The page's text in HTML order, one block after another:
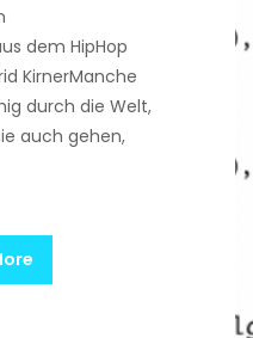
dem HipHop
KirnerManche
durch die Welt,
auch gehen,